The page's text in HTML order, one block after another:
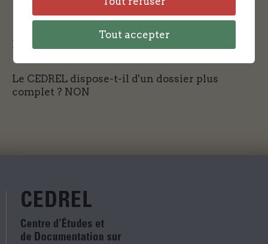
Le contact avec la famille est-il possible ?
Le CEDREL dispose-t-il d'un dossier plus
complet ? NON
Tout accepter